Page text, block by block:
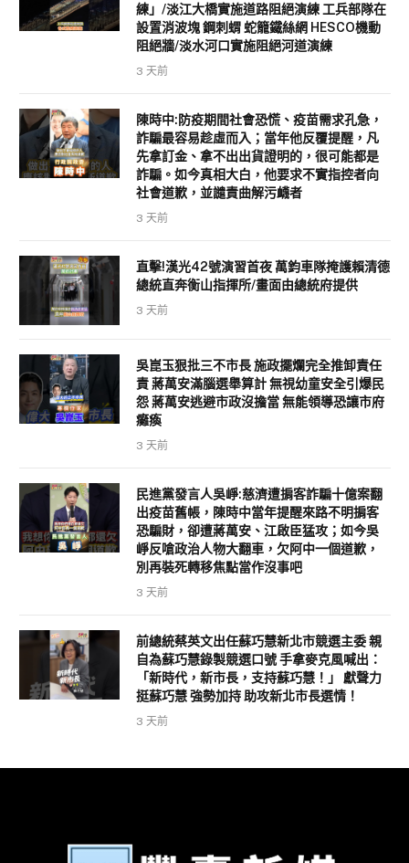
練」/淡江大橋實施道路阻絕演練 工兵部隊在
設置消波塊 鋼刺蝟 蛇籠鐵絲網 HESCO機動
阻絕牆/淡水河口實施阻絕河道演練
3 天前
陳時中:防疫期間社會恐慌、疫苗需求孔急，
詐騙最容易趁虛而入；當年他反覆提醒，凡
先拿訂金、拿不出出貨證明的，很可能都是
詐騙。如今真相大白，他要求不實指控者向
社會道歉，並譴責曲解污衊者
3 天前
直擊!漢光42號演習首夜 萬鈞車隊掩護賴清德
總統直奔衡山指揮所/畫面由總統府提供
3 天前
吳崑玉狠批三不市長 施政擺爛完全推卸責任
責 蔣萬安滿腦選舉算計 無視幼童安全引爆民
怨 蔣萬安逃避市政沒擔當 無能領導恐讓市府
癱瘓
3 天前
民進黨發言人吳崢:慈濟遭掮客詐騙十億案翻
出疫苗舊帳，陳時中當年提醒來路不明掮客
恐騙財，卻遭蔣萬安、江啟臣猛攻；如今吳
崢反嗆政治人物大翻車，欠阿中一個道歉，
別再裝死轉移焦點當作沒事吧
3 天前
前總統蔡英文出任蘇巧慧新北市競選主委 親
自為蘇巧慧錄製競選口號 手拿麥克風喊出：
「新時代，新市長，支持蘇巧慧！」 獻聲力
挺蘇巧慧 強勢加持 助攻新北市長選情！
3 天前